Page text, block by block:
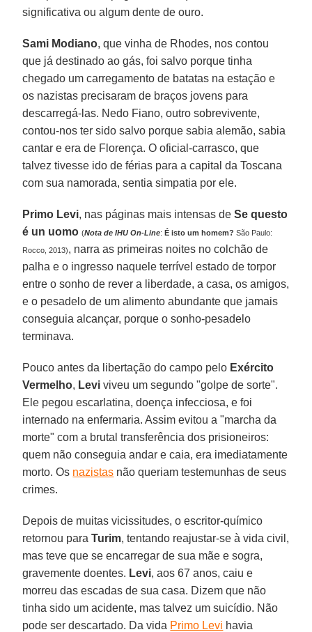
significativa ou algum dente de ouro.
Sami Modiano, que vinha de Rhodes, nos contou
que já destinado ao gás, foi salvo porque tinha
chegado um carregamento de batatas na estação e
os nazistas precisaram de braços jovens para
descarregá-las. Nedo Fiano, outro sobrevivente,
contou-nos ter sido salvo porque sabia alemão, sabia
cantar e era de Florença. O oficial-carrasco, que
talvez tivesse ido de férias para a capital da Toscana
com sua namorada, sentia simpatia por ele.
Primo Levi, nas páginas mais intensas deSe questo
é un uomo(Nota de IHU On-Line:É isto um homem? São Paulo:
Rocco, 2013), narra as primeiras noites no colchão de
palha e o ingresso naquele terrível estado de torpor
entre o sonho de rever a liberdade, a casa, os amigos,
e o pesadelo de um alimento abundante que jamais
conseguia alcançar, porque o sonho-pesadelo
terminava.
Pouco antes da libertação do campo pelo Exército
Vermelho, Levi viveu um segundo "golpe de sorte".
Ele pegou escarlatina, doença infecciosa, e foi
internado na enfermaria. Assim evitou a "marcha da
morte" com a brutal transferência dos prisioneiros:
quem não conseguia andar e caia, era imediatamente
morto. Os nazistas não queriam testemunhas de seus
crimes.
Depois de muitas vicissitudes, o escritor-químico
retornou paraTurim, tentando reajustar-se à vida civil,
mas teve que se encarregar de sua mãe e sogra,
gravemente doentes. Levi, aos 67 anos, caiu e
morreu das escadas de sua casa. Dizem que não
tinha sido um acidente, mas talvez um suicídio. Não
pode ser descartado. Da vida Primo Levi havia